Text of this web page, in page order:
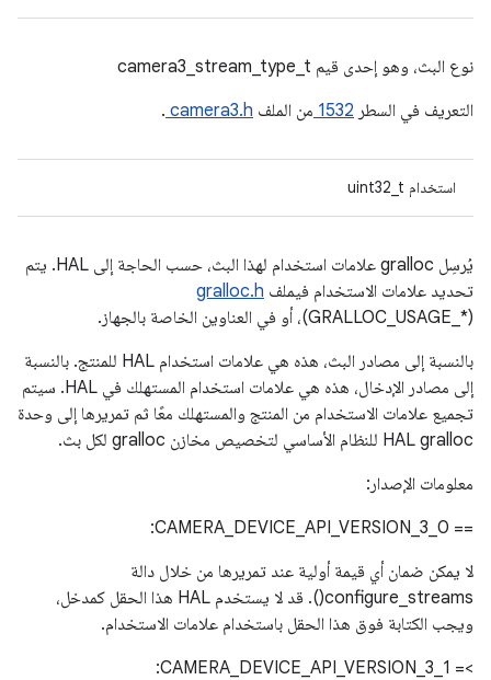
نوع البث، وهو إحدى قيم camera3_stream_type_t
التعريف في السطر 1532 من الملف camera3.h
.
استخدام uint32_t
يُرسِل gralloc علامات استخدام لهذا البث، حسب الحاجة إلى HAL. يتم
تحديد علامات الاستخدام فيملف gralloc.h
(GRALLOC_USAGE_*)، أو في العناوين الخاصة بالجهاز.
بالنسبة إلى مصادر البث، هذه هي علامات استخدام HAL للمنتج. بالنسبة
إلى مصادر الإدخال، هذه هي علامات استخدام المستهلك في HAL. سيتم
تجميع علامات الاستخدام من المنتج والمستهلك معًا ثم تمريرها إلى وحدة
HAL gralloc للنظام الأساسي لتخصيص مخازن gralloc لكل بث.
معلومات الإصدار:
== CAMERA_DEVICE_API_VERSION_3_0:
لا يمكن ضمان أي قيمة أولية عند تمريرها من خلال دالة
configure_streams(). قد لا يستخدم HAL هذا الحقل كمدخل،
ويجب الكتابة فوق هذا الحقل باستخدام علامات الاستخدام.
‫>= CAMERA_DEVICE_API_VERSION_3_1: